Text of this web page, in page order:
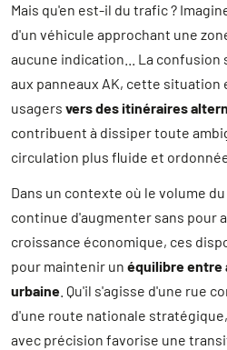
Mais qu'en est-il du trafic ?
d'un véhicule approchant une
aucune indication... La confusion
aux panneaux AK, cette situation
usagers vers des itinéraires
contribuent à dissiper toute
circulation plus fluide et
Dans un contexte où le volume
continue d'augmenter sans pour
croissance économique, ces
pour maintenir un équilibre
urbaine . Qu'il s'agisse d'une rue
d'une route nationale
avec précision favorise une